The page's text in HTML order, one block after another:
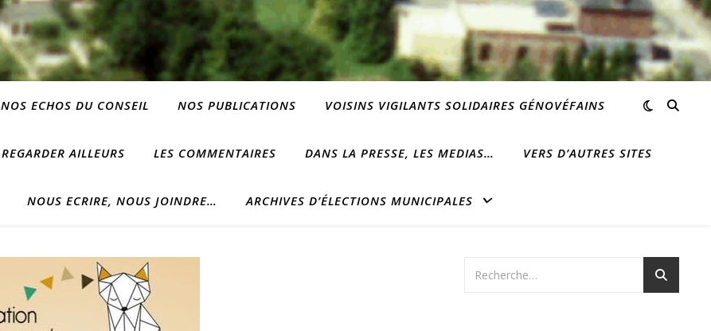
NOS ECHOS DU CONSEIL NOS PUBLICATIONS VOISINS VIGILANTS SOLIDAIRES GÉNOVÉFAINS
REGARDER AILLEURS LES COMMENTAIRES DANS LA PRESSE, LES MEDIAS… VERS D’AUTRES SITES
NOUS ECRIRE, NOUS JOINDRE… ARCHIVES D’ÉLECTIONS MUNICIPALES